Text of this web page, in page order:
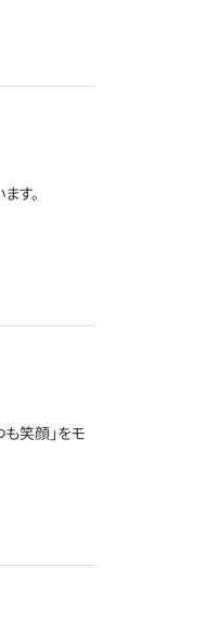
す。
笑顔」をモ